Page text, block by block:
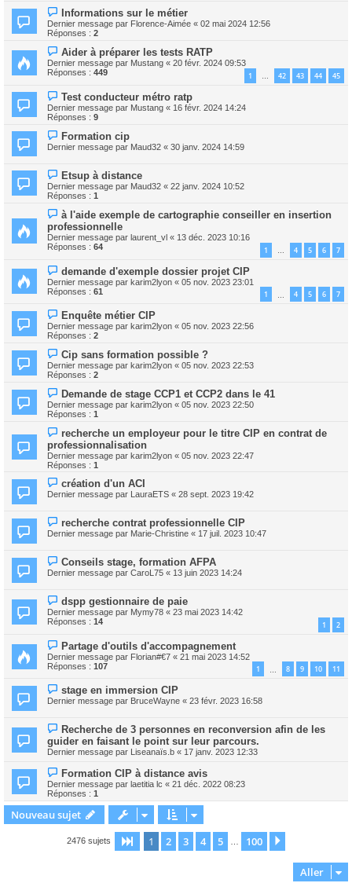
Informations sur le métier
Dernier message par Florence-Aimée « 02 mai 2024 12:56
Réponses : 2
Aider à préparer les tests RATP
Dernier message par Mustang « 20 févr. 2024 09:53
Réponses : 449 1 … 42 43 44 45
Test conducteur métro ratp
Dernier message par Mustang « 16 févr. 2024 14:24
Réponses : 9
Formation cip
Dernier message par Maud32 « 30 janv. 2024 14:59
Etsup à distance
Dernier message par Maud32 « 22 janv. 2024 10:52
Réponses : 1
à l'aide exemple de cartographie conseiller en insertion
professionnelle
Dernier message par laurent_vl « 13 déc. 2023 10:16
Réponses : 64 1 … 4 5 6 7
demande d'exemple dossier projet CIP
Dernier message par karim2lyon « 05 nov. 2023 23:01
Réponses : 61 1 4 5 6 7
Enquête métier CIP
Dernier message par karim2lyon « 05 nov. 2023 22:56
Réponses : 2
Cip sans formation possible ?
Dernier message par karim2lyon « 05 nov. 2023 22:53
Réponses : 2
Demande de stage CCP1 et CCP2 dans le 41
Dernier message par karim2lyon « 05 nov. 2023 22:50
Réponses : 1
recherche un employeur pour le titre CIP en contrat de
professionnalisation
Dernier message par karim2lyon « 05 nov. 2023 22:47
Réponses : 1
création d'un ACI
Dernier message par LauraETS « 28 sept. 2023 19:42
recherche contrat professionnelle CIP
Dernier message par Marie-Christine « 17 juil. 2023 10:47
Conseils stage, formation AFPA
Dernier message par CaroL75 « 13 juin 2023 14:24
dspp gestionnaire de paie
Dernier message par Mymy78 « 23 mai 2023 14:42
Réponses : 14 1 2
Partage d'outils d'accompagnement
Dernier message par Florian#€7 « 21 mai 2023 14:52
Réponses : 107 1 8 9 10 11
stage en immersion CIP
Dernier message par BruceWayne « 23 févr. 2023 16:58
Recherche de 3 personnes en reconversion afin de les
guider en faisant le point sur leur parcours.
Dernier message par Liseanaïs.b « 17 janv. 2023 12:33
Formation CIP à distance avis
Dernier message par laetitia lc « 21 déc. 2022 08:23
Réponses : 1
Nouveau sujet
2476 sujets Page 1sur100
1 2 3 4 5 … 100
Aller